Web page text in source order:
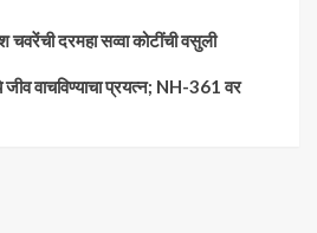
दरमहा सव्वा कोटींची वसुली
जीव वाचविण्याचा प्रयत्न; NH-361 वर